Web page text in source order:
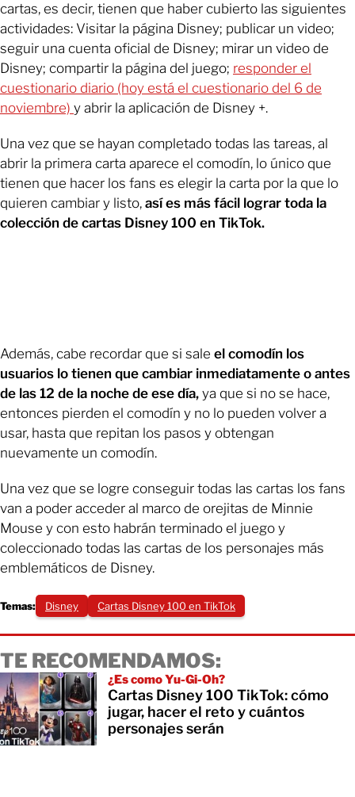
cartas, es decir, tienen que haber cubierto las siguientes
actividades: Visitar la página Disney; publicar un video;
seguir una cuenta oficial de Disney; mirar un video de
Disney; compartir la página del juego; responder el
cuestionario diario (hoy está el cuestionario del 6 de
noviembre) y abrir la aplicación de Disney +.
Una vez que se hayan completado todas las tareas, al
abrir la primera carta aparece el comodín, lo único que
tienen que hacer los fans es elegir la carta por la que lo
quieren cambiar y listo, así es más fácil lograr toda la
colección de cartas Disney 100 en TikTok.
Además, cabe recordar que si sale el comodín los
usuarios lo tienen que cambiar inmediatamente o antes
de las 12 de la noche de ese día, ya que si no se hace,
entonces pierden el comodín y no lo pueden volver a
usar, hasta que repitan los pasos y obtengan
nuevamente un comodín.
Una vez que se logre conseguir todas las cartas los fans
van a poder acceder al marco de orejitas de Minnie
Mouse y con esto habrán terminado el juego y
coleccionado todas las cartas de los personajes más
emblemáticos de Disney.
Temas: Disney Cartas Disney 100 en TikTok
TE RECOMENDAMOS:
¿Es como Yu-Gi-Oh?
Cartas Disney 100 TikTok: cómo
jugar, hacer el reto y cuántos
personajes serán